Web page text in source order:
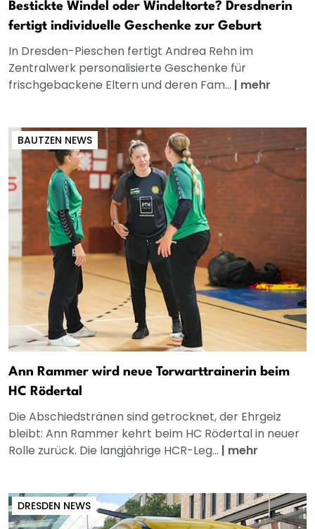
Bestickte Windel oder Windeltorte? Dresdnerin
fertigt individuelle Geschenke zur Geburt
In Dresden-Pieschen fertigt Andrea Rehn im
Zentralwerk personalisierte Geschenke für
frischgebackene Eltern und deren Fam... | mehr
BAUTZEN NEWS
Ann Rammer wird neue Torwarttrainerin beim
HC Rödertal
Die Abschiedstränen sind getrocknet, der Ehrgeiz
bleibt: Ann Rammer kehrt beim HC Rödertal in neuer
Rolle zurück. Die langjährige HCR-Leg... | mehr
DRESDEN NEWS